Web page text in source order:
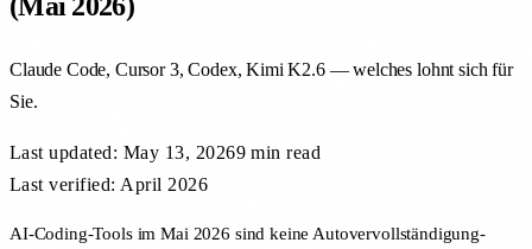
Claude Code, Cursor 3, Codex, Kimi K2.6 — welches lohnt sich für
Sie.
Last updated: May 13, 20269 min read
Last verified: April 2026
AI-Coding-Tools im Mai 2026 sind keine Autovervollständigung-